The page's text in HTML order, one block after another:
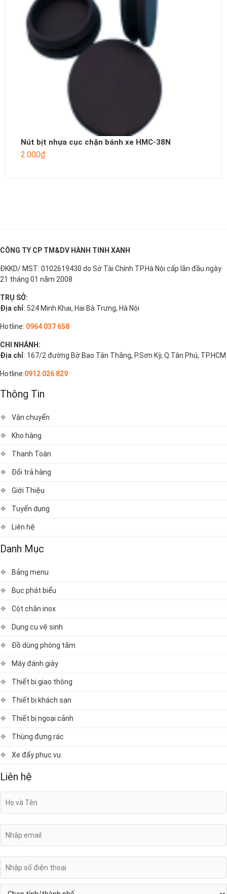
Nút bịt nhựa cục chặn bánh xe HMC-38N
2.000₫
CÔNG TY CP TM&DV HÀNH TINH XANH
ĐKKD/ MST: 0102619430 do Sở Tài Chính TP.Hà Nội cấp lần đầu ngày
21 tháng 01 năm 2008
TRỤ SỞ:
Địa chỉ: 524 Minh Khai, Hai Bà Trưng, Hà Nội
Hotline: 0964 037 658
CHI NHÁNH:
Địa chỉ: 167/2 đường Bờ Bao Tân Thắng, P.Sơn Kỳ, Q.Tân Phú, TP.HCM
Hotline:0912 026 829
Thông Tin
Vận chuyển
Kho hàng
Thanh Toán
Đổi trả hàng
Giới Thiệu
Tuyển dụng
Liên hệ
Danh Mục
Bảng menu
Bục phát biểu
Cột chắn inox
Dụng cụ vệ sinh
Đồ dùng phòng tắm
Máy đánh giày
Thiết bị giao thông
Thiết bị khách sạn
Thiết bị ngoại cảnh
Thùng đựng rác
Xe đẩy phục vụ
Liên hệ